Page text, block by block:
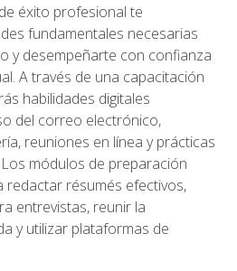
éxito profesional te
fundamentales necesarias
y desempeñarte con confianza
A través de una capacitación
habilidades digitales
del correo electrónico,
reuniones en línea y prácticas
módulos de preparación
résumés efectivos,
entrevistas, reunir la
y utilizar plataformas de